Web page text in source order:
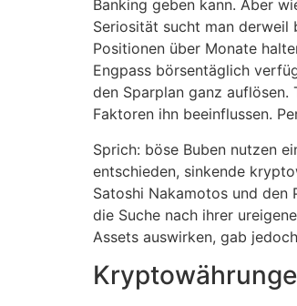
Banking geben kann. Aber
Seriosität sucht man derweil
Positionen über Monate
Engpass börsentäglich
den Sparplan ganz
Faktoren ihn beeinflussen.
Sprich: böse Buben nutzen
entschieden, sinkende
Satoshi Nakamotos und den
die Suche nach ihrer
Assets auswirken, gab